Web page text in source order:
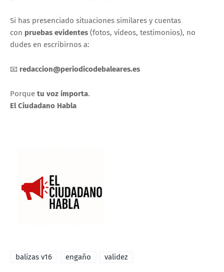
Si has presenciado situaciones similares y cuentas
con pruebas evidentes (fotos, vídeos, testimonios), no
dudes en escribirnos a:
📧 redaccion@periodicodebaleares.es
Porque tu voz importa.
El Ciudadano Habla
balizas v16 engaño validez